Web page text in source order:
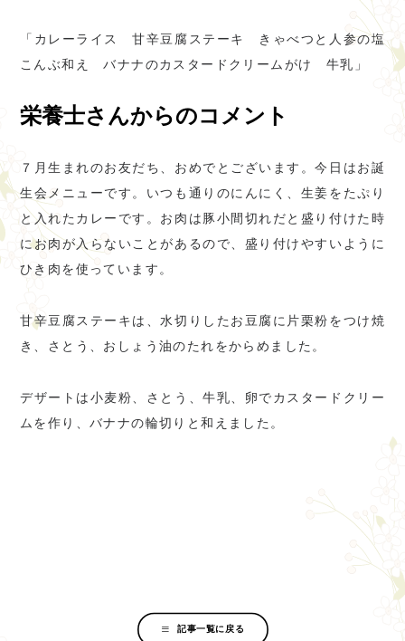
「カレーライス 甘辛豆腐ステーキ きゃべつと人参の塩
こんぶ和え バナナのカスタードクリームがけ 牛乳」
栄養士さんからのコメント
７月生まれのお友だち、おめでとございます。今日はお誕
生会メニューです。いつも通りのにんにく、生姜をたぷり
と入れたカレーです。お肉は豚小間切れだと盛り付けた時
にお肉が入らないことがあるので、盛り付けやすいように
ひき肉を使っています。
甘辛豆腐ステーキは、水切りしたお豆腐に片栗粉をつけ焼
き、さとう、おしょう油のたれをからめました。
デザートは小麦粉、さとう、牛乳、卵でカスタードクリー
ムを作り、バナナの輪切りと和えました。
記事一覧に戻る